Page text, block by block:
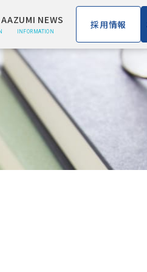
AZUMI NEWS
INFORMATION
採用情報